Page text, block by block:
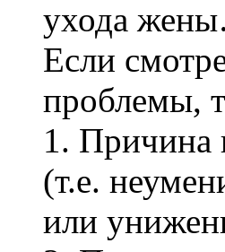
ухода
Если
проблемы,
1. Причина
(т.е.
или